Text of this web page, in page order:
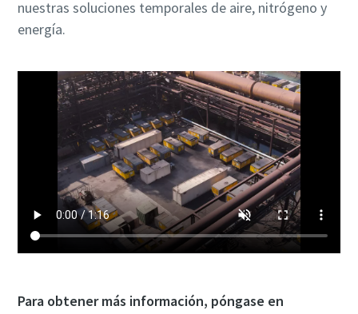
nuestras soluciones temporales de aire, nitrógeno y
energía.
Para obtener más información, póngase en